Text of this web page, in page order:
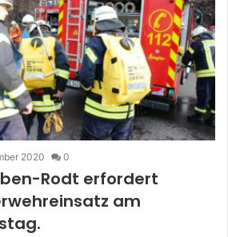
2020 0
Rodt erfordert
am